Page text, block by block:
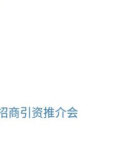
商引资推介会